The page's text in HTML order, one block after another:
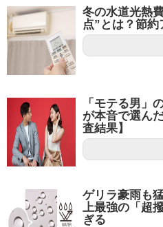
冬の水道光熱
点”とは？節
「モテる男」
が本音で選ん
査結果】
ゲリラ豪雨も
上最強の「超
ぎる